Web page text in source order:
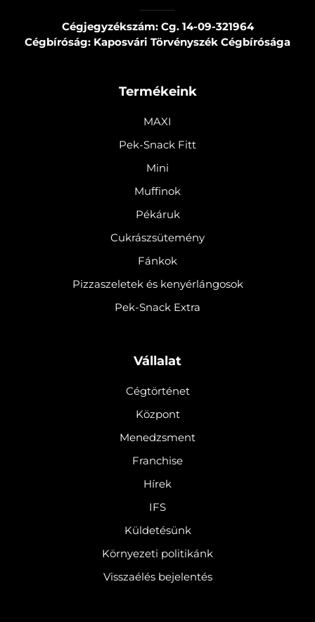
Cégjegyzékszám: Cg. 14-09-321964
Cégbíróság: Kaposvári Törvényszék Cégbírósága
Termékeink
MAXI
Pek-Snack Fitt
Mini
Muffinok
Pékáruk
Cukrászsütemény
Fánkok
Pizzaszeletek és kenyérlángosok
Pek-Snack Extra
Vállalat
Cégtörténet
Központ
Menedzsment
Franchise
Hírek
IFS
Küldetésünk
Környezeti politikánk
Visszaélés bejelentés